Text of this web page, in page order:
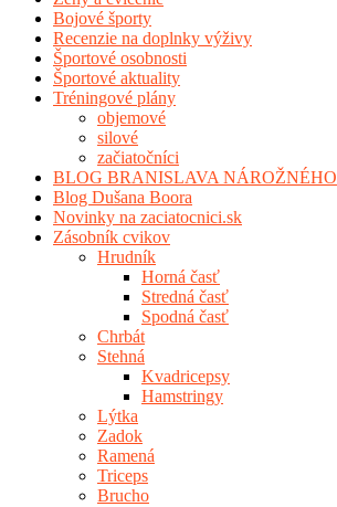
Bojové športy
Recenzie na doplnky výživy
Športové osobnosti
Športové aktuality
Tréningové plány
objemové
silové
začiatočníci
BLOG BRANISLAVA NÁROŽNÉHO
Blog Dušana Boora
Novinky na zaciatocnici.sk
Zásobník cvikov
Hrudník
Horná časť
Stredná časť
Spodná časť
Chrbát
Stehná
Kvadricepsy
Hamstringy
Lýtka
Zadok
Ramená
Triceps
Brucho